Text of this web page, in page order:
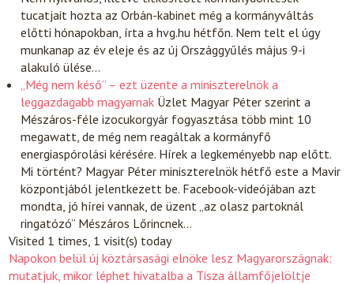
tucatjait hozta az Orbán-kabinet még a kormányváltás
előtti hónapokban, írta a hvg.hu hétfőn. Nem telt el úgy
munkanap az év eleje és az új Országgyűlés május 9-i
alakuló ülése…
„Még nem késő” – ezt üzente a miniszterelnök a
leggazdagabb magyarnak Üzlet Magyar Péter szerint a
Mészáros-féle izocukorgyár fogyasztása több mint 10
megawatt, de még nem reagáltak a kormányfő
energiaspórolási kérésére. Hírek a legkeményebb nap előtt.
Mi történt? Magyar Péter miniszterelnök hétfő este a Mavir
központjából jelentkezett be. Facebook-videójában azt
mondta, jó hírei vannak, de üzent „az olasz partoknál
ringatózó” Mészáros Lőrincnek…
Visited 1 times, 1 visit(s) today
Napokon belül új köztársasági elnöke lesz Magyarországnak:
mutatjuk, mikor léphet hivatalba a Tisza államfőjelöltje